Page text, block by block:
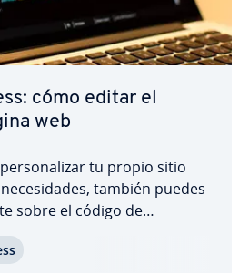
cómo editar el
web
tu propio sitio
también puedes
sobre el código de
y guardar CSS en